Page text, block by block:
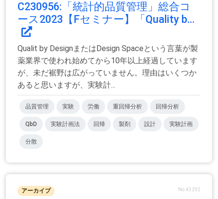
C230956:「統計的品質管理」総合コ
ース2023【Fセミナー】「Quality b...
Qualit by DesignまたはDesign Spaceという言葉が製
薬業界で使われ始めてから10年以上経過しています
が、未だ裾野は広がっていません。理由はいくつか
あると思いますが、実験計...
品質管理 実験 労働 重回帰分析 回帰分析
QbD 実験計画法 回帰 製剤 設計 実験計画
分散
アーカイブ No.43292